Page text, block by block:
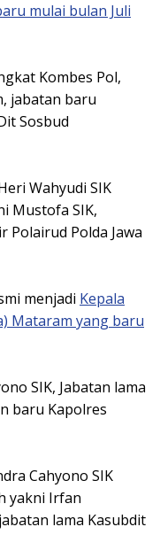
mulai bulan Juli
Kombes Pol,
jabatan baru
Sosbud
Wahyudi SIK
Mustofa SIK,
Polairud Polda Jawa
menjadi Kepala
Mataram yang baru
SIK, Jabatan lama
baru Kapolres
Cahyono SIK
yakni Irfan
lama Kasubdit